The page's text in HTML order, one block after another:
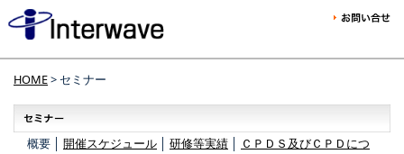
HOME> セミナー
概要 │ 開催スケジュール 研修等実績
ＣＰＤＳ及びＣＰＤにつ